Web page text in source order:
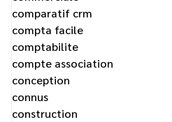
comparatif crm
compta facile
comptabilite
compte association
conception
connus
construction